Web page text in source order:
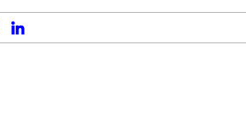
linkedin